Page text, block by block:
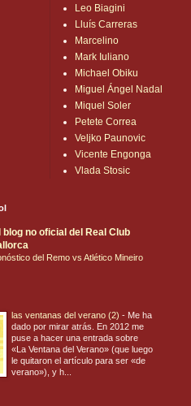
Leo Biagini
Lluís Carreras
Marcelino
Mark Iuliano
Michael Obiku
Miguel Ángel Nadal
Miquel Soler
Petete Correa
Veljko Paunovic
Vicente Engonga
Vlada Stosic
blog no oficial del Real Club
del Remo vs Atlético Mineiro
las ventanas del verano (2) - Me ha
dado por mirar atrás. En 2012 me
puse a hacer una entrada sobre
«La Ventana del Verano» (que luego
le quitaron el artículo para ser «de
verano»), y h...